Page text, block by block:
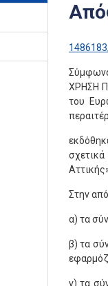
1486183
ΧΡΗΣΗ
του
Στην
α) τα
β) τα
γ) τα